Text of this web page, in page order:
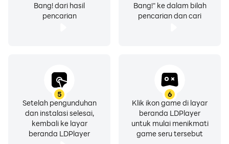
Bang!" ke dalam bilah
pencarian dan cari
Bang! dari hasil
pencarian
5
Setelah pengunduhan
dan instalasi selesai,
kembali ke layar
beranda LDPlayer
6
Klik ikon game di layar
beranda LDPlayer
untuk mulai menikmati
game seru tersebut